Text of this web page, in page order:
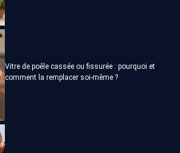
Vitre de poêle cassée ou fissurée : pourquoi et
comment la remplacer soi-même ?